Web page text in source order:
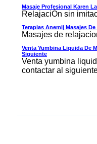
Masaje Profesional Karen
RelajaciÓn sin
Terapias Anemij Masajes
Masajes de
Venta Yumbina Liquida De
Siguiente
Venta yumbina
contactar al